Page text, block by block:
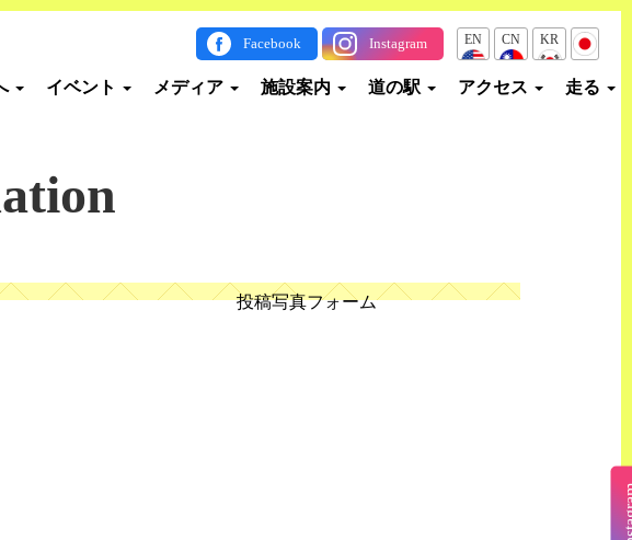
Facebook Instagram EN CN KR JP
イベント メディア 施設案内 道の駅 アクセス 走る
投稿写真フォーム